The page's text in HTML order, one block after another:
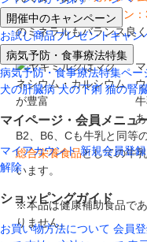
開催中のキャンペーン
お試し商品プレゼントキャン
病気予防・食事療法特集
病気予防・食事療法特集ペー
犬の肝臓病 犬の下痢 猫の腎
マイページ・会員メニュ
マイアカウント 新規会員登録
解除
ショッピングガイド
お買い物方法について 会員
B2：280%
、 ナイアシン
のミネラルもバランス良
B2、B6、Cも牛乳と同等
総合栄養食品としての牛
います。
※本品は健康補助食品で
りません。